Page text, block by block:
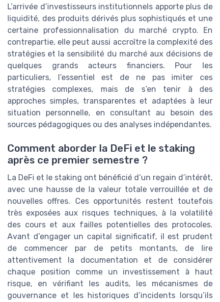
L’arrivée d’investisseurs institutionnels apporte plus de
liquidité, des produits dérivés plus sophistiqués et une
certaine professionnalisation du marché crypto. En
contrepartie, elle peut aussi accroître la complexité des
stratégies et la sensibilité du marché aux décisions de
quelques grands acteurs financiers. Pour les
particuliers, l’essentiel est de ne pas imiter ces
stratégies complexes, mais de s’en tenir à des
approches simples, transparentes et adaptées à leur
situation personnelle, en consultant au besoin des
sources pédagogiques ou des analyses indépendantes.
Comment aborder la DeFi et le staking
après ce premier semestre ?
La DeFi et le staking ont bénéficié d’un regain d’intérêt,
avec une hausse de la valeur totale verrouillée et de
nouvelles offres. Ces opportunités restent toutefois
très exposées aux risques techniques, à la volatilité
des cours et aux failles potentielles des protocoles.
Avant d’engager un capital significatif, il est prudent
de commencer par de petits montants, de lire
attentivement la documentation et de considérer
chaque position comme un investissement à haut
risque, en vérifiant les audits, les mécanismes de
gouvernance et les historiques d’incidents lorsqu’ils